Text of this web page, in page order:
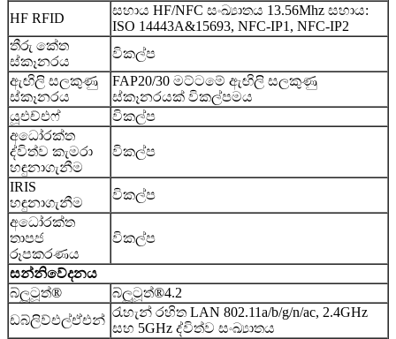
HF RFID
සහාය HF/NFC සංඛ්‍යාතය 13.56Mhz සහාය:
ISO 14443A&15693, NFC-IP1, NFC-IP2
තීරු කේත
ස්කෑනරය
විකල්ප
ඇඟිලි සලකුණු
ස්කෑනරය
FAP20/30 මට්ටමේ ඇඟිලි සලකුණු
ස්කෑනරයක් විකල්පමය
යූඑච්එෆ්
විකල්ප
අධෝරක්ත
ද්විත්ව කැමරා
හඳුනාගැනීම
විකල්ප
IRIS
හඳුනාගැනීම
විකල්ප
අධෝරක්ත
තාපජ
රූපකරණය
විකල්ප
සන්නිවේදනය
බ්ලූටූත්®
බ්ලූටූත්®4.2
ඩබ්ලිව්එල්ඒඑන්
රැහැන් රහිත LAN 802.11a/b/g/n/ac, 2.4GHz
සහ 5GHz ද්විත්ව සංඛ්‍යාතය